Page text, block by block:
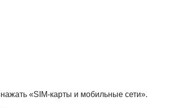
«SIM-карты и мобильные сети».